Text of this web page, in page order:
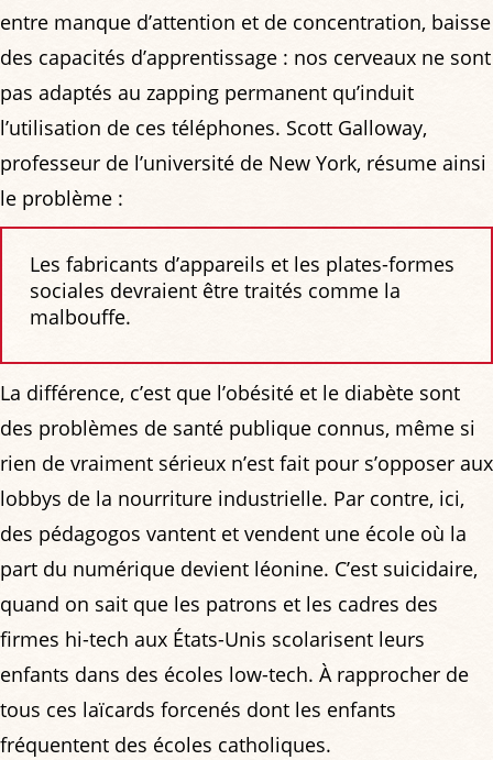
entre manque d’attention et de concentration, baisse
des capacités d’apprentissage : nos cerveaux ne sont
pas adaptés au zapping permanent qu’induit
l’utilisation de ces téléphones. Scott Galloway,
professeur de l’université de New York, résume ainsi
le problème :
Les fabricants d’appareils et les plates-formes
sociales devraient être traités comme la
malbouffe.
La différence, c’est que l’obésité et le diabète sont
des problèmes de santé publique connus, même si
rien de vraiment sérieux n’est fait pour s’opposer aux
lobbys de la nourriture industrielle. Par contre, ici,
des pédagogos vantent et vendent une école où la
part du numérique devient léonine. C’est suicidaire,
quand on sait que les patrons et les cadres des
firmes hi-tech aux États-Unis scolarisent leurs
enfants dans des écoles low-tech. À rapprocher de
tous ces laïcards forcenés dont les enfants
fréquentent des écoles catholiques.